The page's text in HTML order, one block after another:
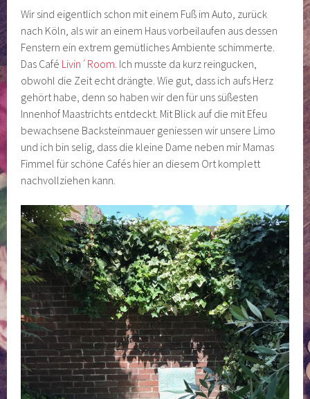
Wir sind eigentlich schon mit einem Fuß im Auto, zurück
nach Köln, als wir an einem Haus vorbeilaufen aus dessen
Fenstern ein extrem gemütliches Ambiente schimmerte.
Das Café Livin´Room. Ich musste da kurz reingucken,
obwohl die Zeit echt drängte. Wie gut, dass ich aufs Herz
gehört habe, denn so haben wir den für uns süßesten
Innenhof Maastrichts entdeckt. Mit Blick auf die mit Efeu
bewachsene Backsteinmauer geniessen wir unsere Limo
und ich bin selig, dass die kleine Dame neben mir Mamas
Fimmel für schöne Cafés hier an diesem Ort komplett
nachvollziehen kann.